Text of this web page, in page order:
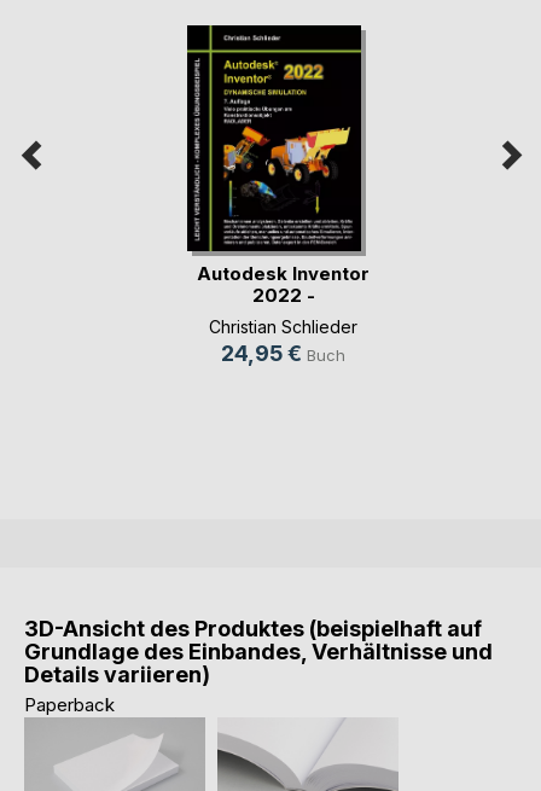
Autodesk Inventor
2022 -
Dynamisch(...)
Christian Schlieder
24,95 € Buch
3D-Ansicht des Produktes (beispielhaft auf
Grundlage des Einbandes, Verhältnisse und
Details variieren)
Paperback